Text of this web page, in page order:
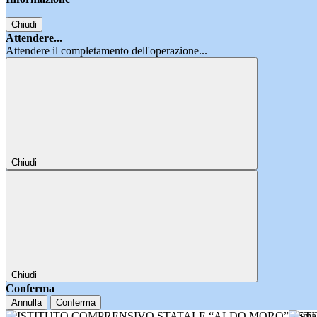
Chiudi
Attendere...
Attendere il completamento dell'operazione...
Chiudi
Chiudi
Conferma
Annulla Conferma